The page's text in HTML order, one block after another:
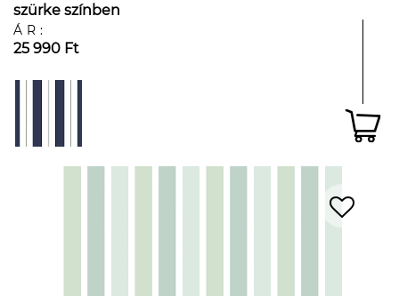
szürke színben
ÁR:
25 990 Ft